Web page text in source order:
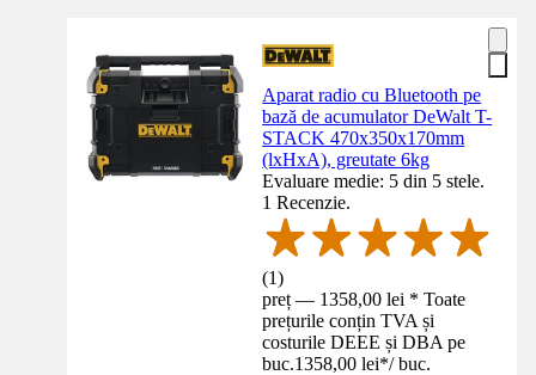
Aparat radio cu Bluetooth pe
bază de acumulator DeWalt T-
STACK 470x350x170mm
(lxHxA), greutate 6kg
Evaluare medie: 5 din 5 stele.
1 Recenzie.
(1)
preț — 1358,00 lei * Toate
prețurile conțin TVA și
costurile DEEE și DBA pe
buc.1358,00 lei*/ buc.